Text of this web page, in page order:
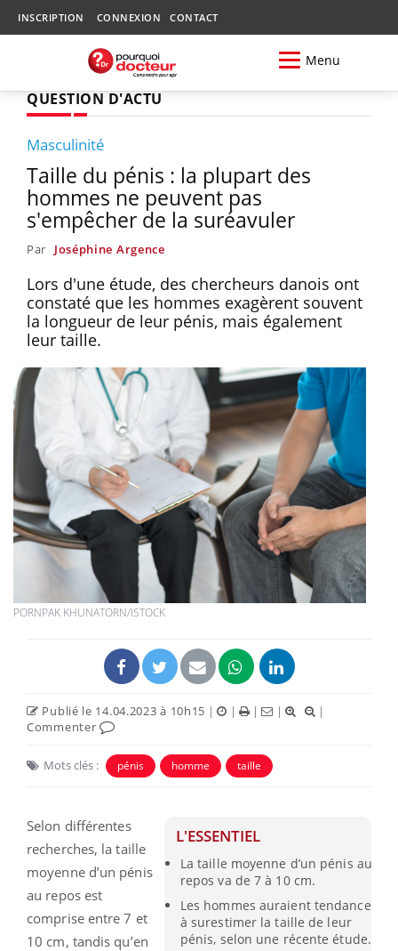
INSCRIPTION CONNEXION CONTACT
Menu
QUESTION D'ACTU
Masculinité
Taille du pénis : la plupart des
hommes ne peuvent pas
s'empêcher de la suréavuler
Par Joséphine Argence
Lors d'une étude, des chercheurs danois ont
constaté que les hommes exagèrent souvent
la longueur de leur pénis, mais également
leur taille.
PORNPAK KHUNATORN/ISTOCK
Publié le 14.04.2023 à 10h15 | | | |
|
Commenter
Mots clés : pénis homme taille
L'ESSENTIEL
La taille moyenne d’un pénis au
repos va de 7 à 10 cm.
Les hommes auraient tendance
à surestimer la taille de leur
pénis, selon une récente étude.
Selon différentes
recherches, la taille
moyenne d’un pénis
au repos est
comprise entre 7 et
10 cm, tandis qu’en